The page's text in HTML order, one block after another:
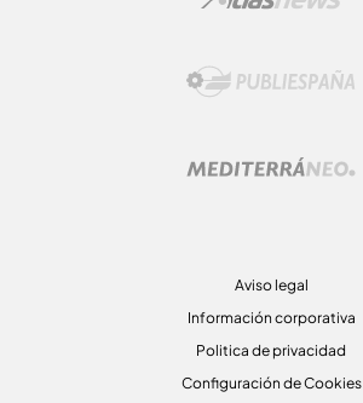
Aviso legal
Información corporativa
Politica de privacidad
Configuración de Cookies